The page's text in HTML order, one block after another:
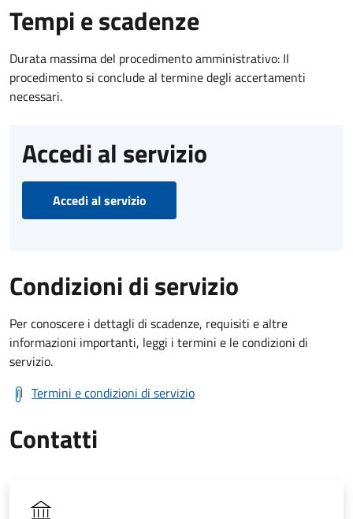
Tempi e scadenze
Durata massima del procedimento amministrativo: Il
procedimento si conclude al termine degli accertamenti
necessari.
Accedi al servizio
Accedi al servizio
Condizioni di servizio
Per conoscere i dettagli di scadenze, requisiti e altre
informazioni importanti, leggi i termini e le condizioni di
servizio.
Termini e condizioni di servizio
Contatti